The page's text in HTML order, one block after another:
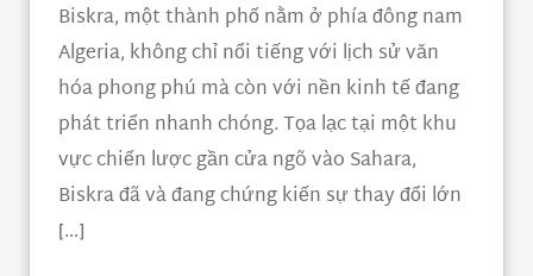
Biskra, một thành phố nằm ở phía đông nam
Algeria, không chỉ nổi tiếng với lịch sử văn
hóa phong phú mà còn với nền kinh tế đang
phát triển nhanh chóng. Tọa lạc tại một khu
vực chiến lược gần cửa ngõ vào Sahara,
Biskra đã và đang chứng kiến sự thay đổi lớn
[…]